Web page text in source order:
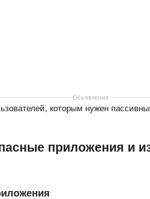
Объявления
которым нужен
приложения и